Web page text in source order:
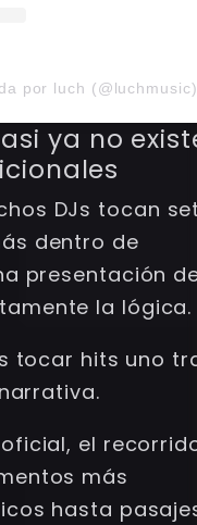
por luch (@luchmusic)
ya no
DJs tocan
dentro de
presentación
la lógica.
tocar hits uno
el
más
hasta